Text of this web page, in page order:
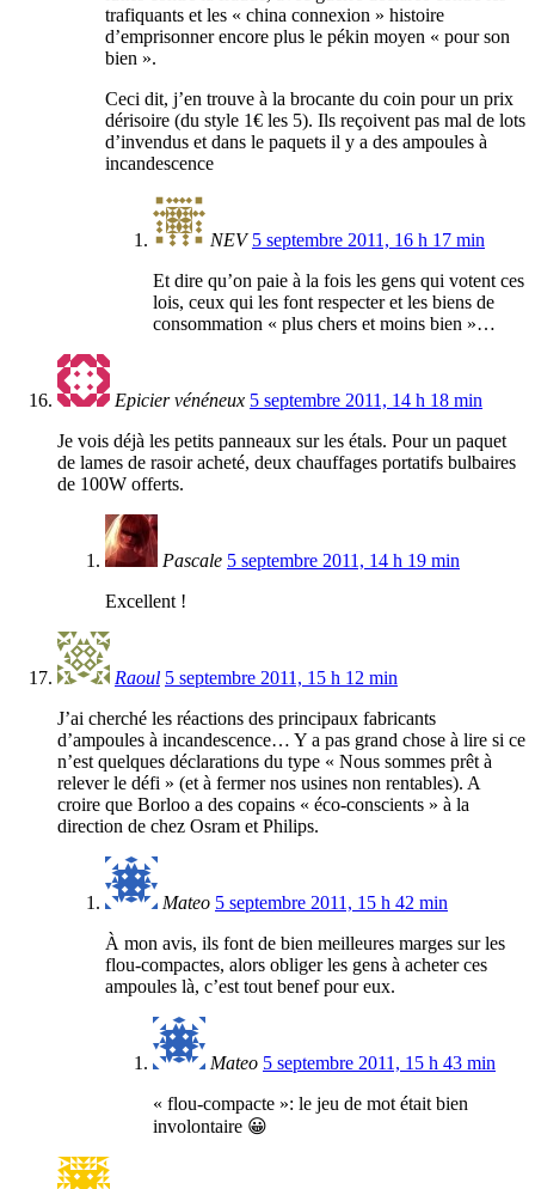
trafiquants et les « china connexion » histoire
d’emprisonner encore plus le pékin moyen « pour son
bien ».
Ceci dit, j’en trouve à la brocante du coin pour un prix
dérisoire (du style 1€ les 5). Ils reçoivent pas mal de lots
d’invendus et dans le paquets il y a des ampoules à
incandescence
NEV 5 septembre 2011, 16 h 17 min
Et dire qu’on paie à la fois les gens qui votent ces
lois, ceux qui les font respecter et les biens de
consommation « plus chers et moins bien »…
Epicier vénéneux 5 septembre 2011, 14 h 18 min
Je vois déjà les petits panneaux sur les étals. Pour un paquet
de lames de rasoir acheté, deux chauffages portatifs bulbaires
de 100W offerts.
Pascale 5 septembre 2011, 14 h 19 min
Excellent !
Raoul 5 septembre 2011, 15 h 12 min
J’ai cherché les réactions des principaux fabricants
d’ampoules à incandescence… Y a pas grand chose à lire si ce
n’est quelques déclarations du type « Nous sommes prêt à
relever le défi » (et à fermer nos usines non rentables). A
croire que Borloo a des copains « éco-conscients » à la
direction de chez Osram et Philips.
Mateo 5 septembre 2011, 15 h 42 min
À mon avis, ils font de bien meilleures marges sur les
flou-compactes, alors obliger les gens à acheter ces
ampoules là, c’est tout benef pour eux.
Mateo 5 septembre 2011, 15 h 43 min
« flou-compacte »: le jeu de mot était bien
involontaire 😀